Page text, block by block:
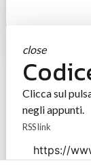
close
Clicca sul
negli appunti.
RSS link